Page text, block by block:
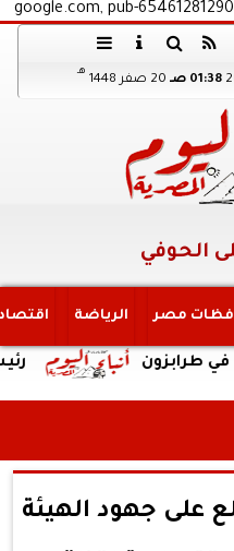
google.com, pub-
01:38 صـ 20 صفر 1448
هـ
الحوفي
مصر الرياضة
رئيس
على جهود الهيئة